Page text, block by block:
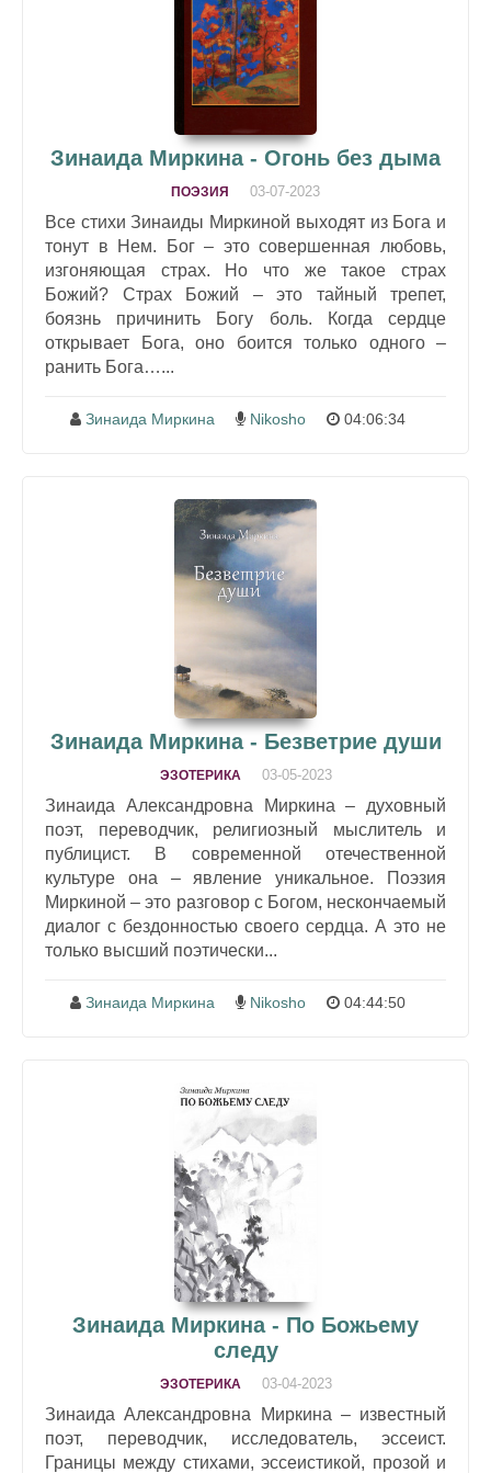
Зинаида Миркина - Огонь без дыма
ПОЭЗИЯ 03-07-2023
Все стихи Зинаиды Миркиной выходят из Бога и
тонут в Нем. Бог – это совершенная любовь,
изгоняющая страх. Но что же такое страх
Божий? Страх Божий – это тайный трепет,
боязнь причинить Богу боль. Когда сердце
открывает Бога, оно боится только одного –
ранить Бога…...
Зинаида Миркина Nikosho 04:06:34
Зинаида Миркина - Безветрие души
ЭЗОТЕРИКА 03-05-2023
Зинаида Александровна Миркина – духовный
поэт, переводчик, религиозный мыслитель и
публицист. В современной отечественной
культуре она – явление уникальное. Поэзия
Миркиной – это разговор с Богом, нескончаемый
диалог с бездонностью своего сердца. А это не
только высший поэтически...
Зинаида Миркина Nikosho 04:44:50
Зинаида Миркина - По Божьему
следу
ЭЗОТЕРИКА 03-04-2023
Зинаида Александровна Миркина – известный
поэт, переводчик, исследователь, эссеист.
Границы между стихами, эссеистикой, прозой и